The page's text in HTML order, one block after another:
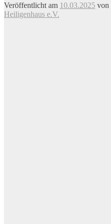
Veröffentlicht am 10.03.2025 von
Heiligenhaus e.V.